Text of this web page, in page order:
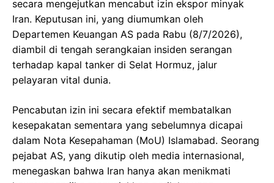
secara mengejutkan mencabut izin ekspor minyak
Iran. Keputusan ini, yang diumumkan oleh
Departemen Keuangan AS pada Rabu (8/7/2026),
diambil di tengah serangkaian insiden serangan
terhadap kapal tanker di Selat Hormuz, jalur
pelayaran vital dunia.
Pencabutan izin ini secara efektif membatalkan
kesepakatan sementara yang sebelumnya dicapai
dalam Nota Kesepahaman (MoU) Islamabad. Seorang
pejabat AS, yang dikutip oleh media internasional,
menegaskan bahwa Iran hanya akan menikmati